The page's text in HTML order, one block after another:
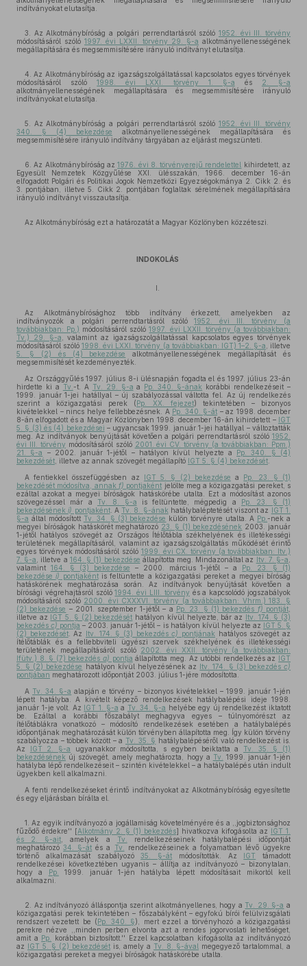
indítványokat elutasítja.
3. Az Alkotmánybíróság a polgári perrendtartásról szóló 1952. évi III. törvény
módosításáról szóló 1997. évi LXXII. törvény 29. §-a alkotmányellenességének
megállapítására és megsemmisítésére irányuló indítványt elutasítja.
4. Az Alkotmánybíróság az igazságszolgáltatással kapcsolatos egyes törvények
módosításáról szóló1998. évi LXXI. törvény 1. §-a és 2. §-a
alkotmányellenességének megállapítására és megsemmisítésére irányuló
indítványokat elutasítja.
5. Az Alkotmánybíróság a polgári perrendtartásról szóló 1952. évi III. törvény
340. § (4) bekezdése alkotmányellenességének megállapítására és
megsemmisítésére irányuló indítvány tárgyában az eljárást megszünteti.
6. Az Alkotmánybíróság az1976. évi 8. törvényerejű rendelettel kihirdetett, az
Egyesült Nemzetek Közgyűlése XXI. ülésszakán, 1966. december 16-án
elfogadott Polgári és Politikai Jogok Nemzetközi Egyezségokmánya 2. Cikk 2. és
3. pontjában, illetve 5. Cikk 2. pontjában foglaltak sérelmének megállapítására
irányuló indítványt visszautasítja.
Az Alkotmánybíróság ezt a határozatát a Magyar Közlönyben közzéteszi.
INDOKOLÁS
I.
Az Alkotmánybírósághoz több indítvány érkezett, amelyekben az
indítványozók a polgári perrendtartásról szóló1952. évi III. törvény (a
továbbiakban: Pp.) módosításáról szóló1997. évi LXXII. törvény (a továbbiakban:
Tv.) 29. §-a , valamint az igazságszolgáltatással kapcsolatos egyes törvények
módosításáról szóló1998. évi LXXI. törvény (a továbbiakban: IGT) 1–2. §-a , illetve
5. § (2) és (4) bekezdése
alkotmányellenességének megállapítását és
megsemmisítését kezdeményezték.
Az Országgyűlés 1997. július 8-i ülésnapján fogadta el és 1997. július 23-án
hirdette ki a Tv. -t. A Tv. 29. §-a a Pp. 340. §-ának korábbi rendelkezéseit –
1999. január 1-jei hatállyal – új szabályozással váltotta fel. Az új rendelkezés
szerint a közigazgatási perek (Pp. XX. fejezet) tekintetében – bizonyos
kivételekkel – nincs helye fellebbezésnek. A Pp. 340. §-át – az 1998. december
8-án elfogadott és a Magyar Közlönyben 1998. december 16-án kihirdetett – IGT
5. § (3) és (4) bekezdései – ugyancsak 1999. január 1-jei hatállyal – változtatták
meg. Az indítványok benyújtását követően a polgári perrendtartásról szóló 1952.
évi III. törvény módosításáról szóló 2001. évi CV. törvény (a továbbiakban: Ppm.)
21. §-a
– 2002. január 1-jétől – hatályon kívül helyezte a Pp. 340. § (4)
bekezdését , illetve az annak szövegét megállapító IGT 5. § (4) bekezdését
A fentiekkel összefüggésben az IGT 5. § (2) bekezdése a Pp. 23. § (1)
bekezdését módosítva, annak f) pontjaként jelölte meg a közigazgatási pereket, s
ezáltal azokat a megyei bíróságok hatáskörébe utalta. Ezt a módosítást azonos
szövegezéssel már a Tv. 8. §-a is feltüntette, mégpedig a Pp. 23. § (1)
bekezdéséneki) pontjaként. A Tv. 8. §-ának hatálybaléptetését viszont az IGT 1.
§-a által módosított Tv. 34. § (3) bekezdése külön törvényre utalta. A Pp.-nek a
megyei bíróságok hatáskörét meghatározó 23. § (1) bekezdésének 2003. január
1-jétől hatályos szövegét az Országos Ítélőtábla székhelyének és illetékességi
területének megállapításáról, valamint az igazságszolgáltatás működését érintő
egyes törvények módosításáról szóló 1999. évi CX. törvény (a továbbiakban: Itv.)
7. §-a
, illetve a 164. § (1) bekezdése állapította meg. Mindazonáltal az Itv. 7. §-a
valamint 164. § (3) bekezdése – 2000. március 1-jétől – a Pp. 23. § (1)
bekezdései) pontjakéntis feltüntette a közigazgatási pereket a megyei bíróság
hatáskörének meghatározása során. Az indítványok benyújtását követően a
bírósági végrehajtásról szóló1994. évi LIII. törvény és a kapcsolódó jogszabályok
módosításáról szóló 2000. évi CXXXVI. törvény (a továbbiakban: Vhrm.) 183. §
(2) bekezdése – 2001. szeptember 1-jétől – a Pp. 23. § (1) bekezdés f) pontját
illetve az IGT 5. § (2) bekezdését hatályon kívül helyezte, bár az Itv. 174. § (3)
bekezdésc) pontja – 2003. január 1-jétől – is hatályon kívül helyezte az IGT 5. §
(2) bekezdését. Az Itv. 174. § (3) bekezdésc) pontjának hatályos szövegét az
ítélőtáblák és a fellebbviteli ügyészi szervek székhelyének és illetékességi
területének megállapításáról szóló 2002. évi XXII. törvény (a továbbiakban:
Ifütv.) 8. § (7) bekezdésa) pontja állapította meg. Az utóbbi rendelkezés az IGT
5. § (2) bekezdése hatályon kívül helyezésének az Itv. 174. § (3) bekezdésc)
pontjában meghatározott időpontját 2003. július 1-jére módosította.
A Tv. 34. §-a alapján e törvény – bizonyos kivételekkel – 1999. január 1-jén
lépett hatályba. A kivételt képező rendelkezések hatálybalépési ideje 1998.
január 1-je volt. Az IGT 1. §-a a Tv. 34. §-a helyébe egy új rendelkezést iktatott
be. Ezáltal a korábbi főszabályt meghagyva egyes – túlnyomórészt az
ítélőtáblákra vonatkozó – módosító rendelkezések esetében a hatálybalépés
időpontjának meghatározását külön törvényben állapította meg. Így külön törvény
szabályozza – többek között – a Tv. 35. § hatálybalépéséről való rendelkezést is.
Az
IGT 2. §-a ugyanakkor módosította, s egyben beiktatta a Tv. 35. § (1)
bekezdésének új szövegét, amely meghatározta, hogy a Tv.
1999. január 1-jén
hatályba lépő rendelkezéseit – szintén kivételekkel – a hatálybalépés után indult
ügyekben kell alkalmazni.
A fenti rendelkezéseket érintő indítványokat az Alkotmánybíróság egyesítette
és egy eljárásban bírálta el.
1. Az egyik indítványozó a jogállamiság követelményére és a ,,jogbiztonsághoz
fűződő érdekre'' [Alkotmány 2. § (1) bekezdés] hivatkozva kifogásolta az IGT 1.
és 2. §-ait , amelyek a Tv.
rendelkezéseinek hatálybalépési időpontját
meghatározó34. §-át és a Tv.
rendelkezéseinek a folyamatban lévő ügyekre
történő alkalmazását szabályozó35. §-át módosították. Az IGT
támadott
rendelkezései következtében ugyanis – állítja az indítványozó – bizonytalan,
hogy a Pp.
1999. január 1-jén hatályba lépett módosításait mikortól kell
alkalmazni.
2. Az indítványozó álláspontja szerint alkotmányellenes, hogy a Tv. 29. §-a a
közigazgatási perek tekintetében – főszabályként – egyfokú bírói felülvizsgálati
rendszert vezetett be (Pp. 340. §), mert ezzel a törvényhozó a közigazgatási
perekre nézve ,,minden perben elvonta azt a rendes jogorvoslati lehetőséget,
amit a Pp.
korábban biztosított.'' Ezzel kapcsolatban kifogásolta az indítványozó
az IGT 5. § (2) bekezdését is, amely a Tv. 8. §-ával megegyező tartalommal, a
közigazgatási pereket a megyei bíróságok hatáskörébe utalta.